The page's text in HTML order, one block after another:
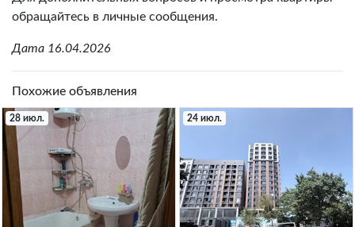
обращайтесь в личные сообщения.
Дата 16.04.2026
Похожие объявления
28 июл. 24 июл.